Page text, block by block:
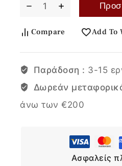
Compare Add To
Παράδοση : 3-15
Δωρεάν
άνω των €200
Ασφαλείς